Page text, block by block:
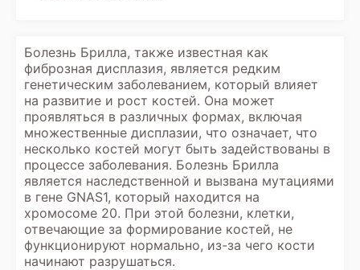
Болезнь Брилла, также известная как
фиброзная дисплазия, является редким
генетическим заболеванием, который влияет
на развитие и рост костей. Она может
проявляться в различных формах, включая
множественные дисплазии, что означает, что
несколько костей могут быть задействованы в
процессе заболевания. Болезнь Брилла
является наследственной и вызвана мутациями
в гене GNAS1, который находится на
хромосоме 20. При этой болезни, клетки,
отвечающие за формирование костей, не
функционируют нормально, из-за чего кости
начинают разрушаться.